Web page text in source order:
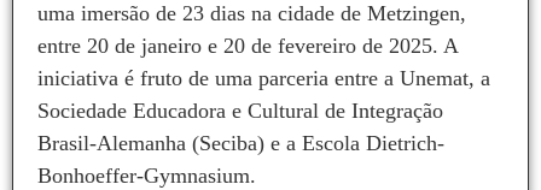
uma imersão de 23 dias na cidade de Metzingen,
entre 20 de janeiro e 20 de fevereiro de 2025. A
iniciativa é fruto de uma parceria entre a Unemat, a
Sociedade Educadora e Cultural de Integração
Brasil-Alemanha (Seciba) e a Escola Dietrich-
Bonhoeffer-Gymnasium.